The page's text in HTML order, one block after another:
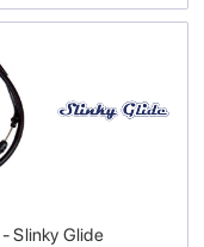
Slinky Glide